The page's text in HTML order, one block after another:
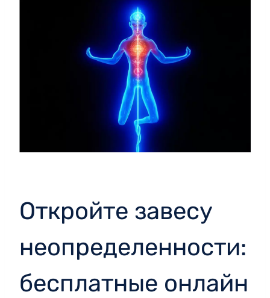
Откройте завесу
неопределенности:
бесплатные онлайн